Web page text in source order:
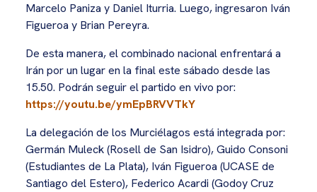
Marcelo Paniza y Daniel Iturria. Luego, ingresaron Iván
Figueroa y Brian Pereyra.
De esta manera, el combinado nacional enfrentará a
Irán por un lugar en la final este sábado desde las
15.50. Podrán seguir el partido en vivo por:
https://youtu.be/ymEpBRVVTkY
La delegación de los Murciélagos está integrada por:
Germán Muleck (Rosell de San Isidro), Guido Consoni
(Estudiantes de La Plata), Iván Figueroa (UCASE de
Santiago del Estero), Federico Acardi (Godoy Cruz